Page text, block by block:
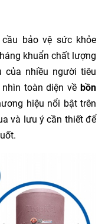
bảo vệ sức khỏe
khuẩn chất lượng
nhiều người tiêu
toàn diện về bồn
hiệu nổi bật trên
và lưu ý cần thiết để